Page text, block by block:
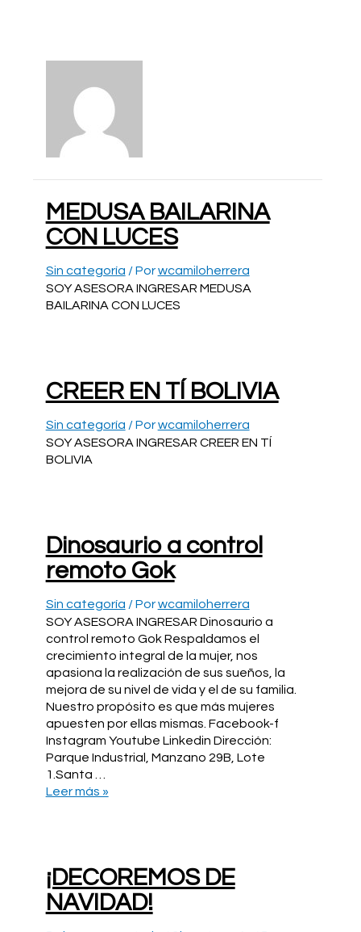
MEDUSA BAILARINA
CON LUCES
Sin categoría / Porwcamiloherrera
SOY ASESORA INGRESAR MEDUSA
BAILARINA CON LUCES
CREER EN TÍ BOLIVIA
Sin categoría / Porwcamiloherrera
SOY ASESORA INGRESAR CREER EN TÍ
BOLIVIA
Dinosaurio a control
remoto Gok
Sin categoría / Porwcamiloherrera
SOY ASESORA INGRESAR Dinosaurio a
control remoto Gok Respaldamos el
crecimiento integral de la mujer, nos
apasiona la realización de sus sueños, la
mejora de su nivel de vida y el de su familia.
Nuestro propósito es que más mujeres
apuesten por ellas mismas. Facebook-f
Instagram Youtube Linkedin Dirección:
Parque Industrial, Manzano 29B, Lote
1.Santa …
Dinosaurio
Leer más »
¡DECOREMOS DE
NAVIDAD!